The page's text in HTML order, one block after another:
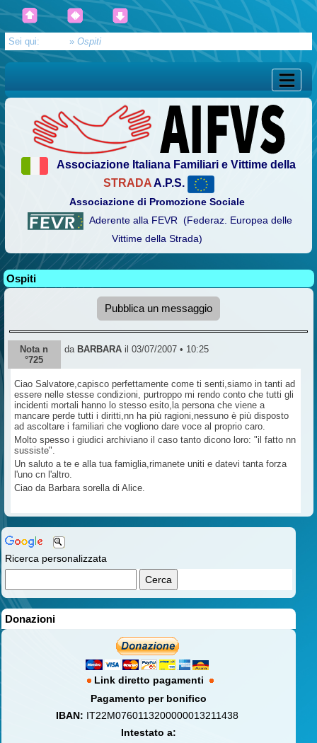
Sei qui: » Ospiti
Associazione Italiana Familiari e Vittime della
STRADAA.P.S.
Associazione di Promozione Sociale
Aderente alla FEVR (Federaz. Europea delle
Vittime della Strada)
Ricerca personalizzata
Donazioni
Link diretto pagamenti
Pagamento per bonifico
IBAN: IT22M0760113200000013211438
Intestato a:
Ospiti
Pubblica un messaggio
Nota n
°725
da BARBARAil 03/07/2007 • 10:25
Ciao Salvatore,capisco perfettamente come ti senti,siamo in tanti ad
essere nelle stesse condizioni, purtroppo mi rendo conto che tutti gli
incidenti mortali hanno lo stesso esito,la persona che viene a
mancare perde tutti i diritti,nn ha più ragioni,nessuno è più disposto
ad ascoltare i familiari che vogliono dare voce al proprio caro.
Molto spesso i giudici archiviano il caso tanto dicono loro: "il fatto nn
sussiste".
Un saluto a te e alla tua famiglia,rimanete uniti e datevi tanta forza
l'uno cn l'altro.
Ciao da Barbara sorella di Alice.